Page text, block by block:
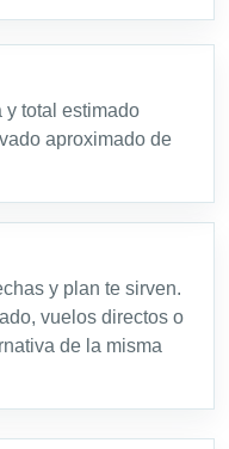
y total estimado
aproximado de
y plan te sirven.
vuelos directos o
de la misma